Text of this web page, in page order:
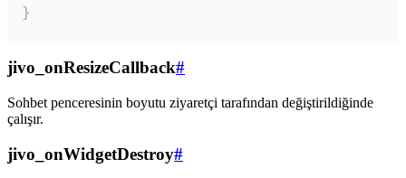
}
jivo_onResizeCallback#
Sohbet penceresinin boyutu ziyaretçi tarafından değiştirildiğinde
çalışır.
jivo_onWidgetDestroy#